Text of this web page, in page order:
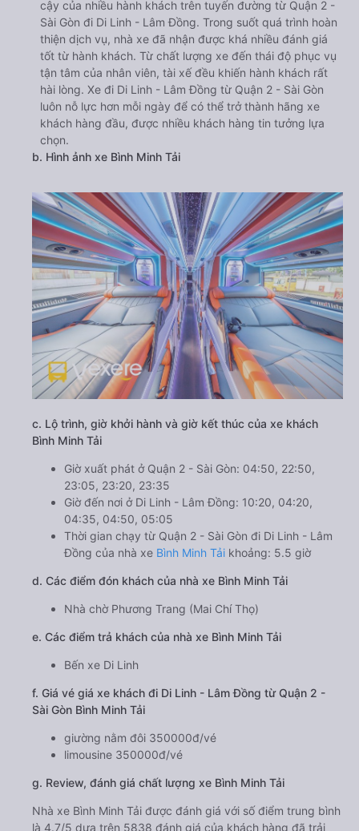
cậy của nhiều hành khách trên tuyến đường từ Quận 2 -
Sài Gòn đi Di Linh - Lâm Đồng. Trong suốt quá trình hoàn
thiện dịch vụ, nhà xe đã nhận được khá nhiều đánh giá
tốt từ hành khách. Từ chất lượng xe đến thái độ phục vụ
tận tâm của nhân viên, tài xế đều khiến hành khách rất
hài lòng. Xe đi Di Linh - Lâm Đồng từ Quận 2 - Sài Gòn
luôn nỗ lực hơn mỗi ngày để có thể trở thành hãng xe
khách hàng đầu, được nhiều khách hàng tin tưởng lựa
chọn.
b. Hình ảnh xe Bình Minh Tải
c. Lộ trình, giờ khởi hành và giờ kết thúc của xe khách
Bình Minh Tải
Giờ xuất phát ở Quận 2 - Sài Gòn: 04:50, 22:50,
23:05, 23:20, 23:35
Giờ đến nơi ở Di Linh - Lâm Đồng: 10:20, 04:20,
04:35, 04:50, 05:05
Thời gian chạy từ Quận 2 - Sài Gòn đi Di Linh - Lâm
Đồng của nhà xe Bình Minh Tải khoảng: 5.5 giờ
d. Các điểm đón khách của nhà xe Bình Minh Tải
Nhà chờ Phương Trang (Mai Chí Thọ)
e. Các điểm trả khách của nhà xe Bình Minh Tải
Bến xe Di Linh
f. Giá vé giá xe khách đi Di Linh - Lâm Đồng từ Quận 2 -
Sài Gòn Bình Minh Tải
giường nằm đôi 350000đ/vé
limousine 350000đ/vé
g. Review, đánh giá chất lượng xe Bình Minh Tải
Nhà xe Bình Minh Tải được đánh giá với số điểm trung bình
là 4.7/5 dựa trên 5838 đánh giá của khách hàng đã trải